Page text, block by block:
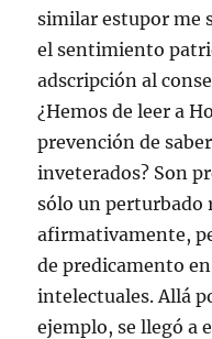
similar estupor me
el sentimiento
adscripción al
¿Hemos de leer a
prevención de
inveterados? Son
sólo un perturbado
afirmativamente,
de predicamento
intelectuales. Allá
ejemplo, se llegó a